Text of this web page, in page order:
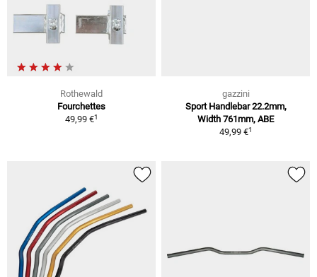
Rothewald
Fourchettes
49,99 €1
gazzini
Sport Handlebar 22.2mm,
Width 761mm, ABE
49,99 €1